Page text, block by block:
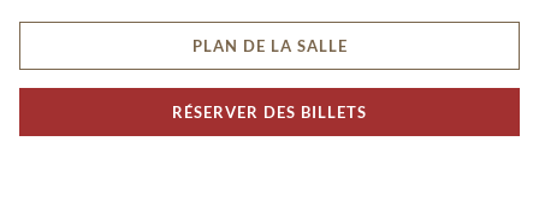
PLAN DE LA SALLE
RÉSERVER DES BILLETS